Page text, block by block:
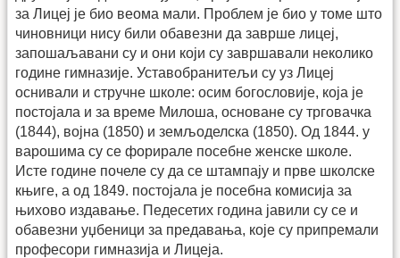
за Лицеј је био веома мали. Проблем је био у томе што
чиновници нису били обавезни да заврше лицеј,
запошаљавани су и они који су завршавали неколико
године гимназије. Уставобранитељи су уз Лицеј
оснивали и стручне школе: осим богословије, која је
постојала и за време Милоша, основане су трговачка
(1844), војна (1850) и земљоделска (1850). Од 1844. у
варошима су се форирале посебне женске школе.
Исте године почеле су да се штампају и прве школске
књиге, а од 1849. постојала је посебна комисија за
њихово издавање. Педесетих година јавили су се и
обавезни уџбеници за предавања, које су припремали
професори гимназија и Лицеја.